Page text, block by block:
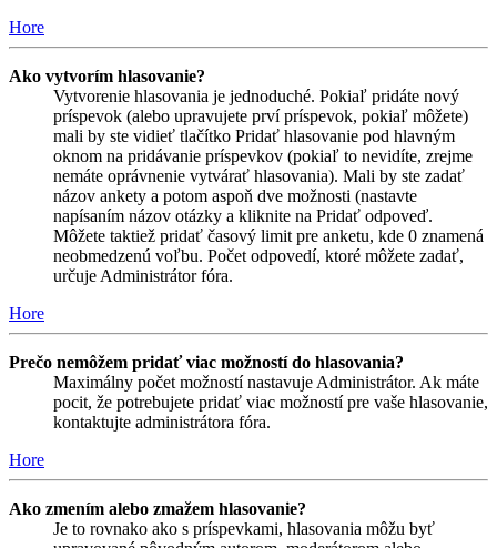
Hore
Ako vytvorím hlasovanie?
Vytvorenie hlasovania je jednoduché. Pokiaľ pridáte nový
príspevok (alebo upravujete prví príspevok, pokiaľ môžete)
mali by ste vidieť tlačítko Pridať hlasovanie pod hlavným
oknom na pridávanie príspevkov (pokiaľ to nevidíte, zrejme
nemáte oprávnenie vytvárať hlasovania). Mali by ste zadať
názov ankety a potom aspoň dve možnosti (nastavte
napísaním názov otázky a kliknite na Pridať odpoveď.
Môžete taktiež pridať časový limit pre anketu, kde 0 znamená
neobmedzenú voľbu. Počet odpovedí, ktoré môžete zadať,
určuje Administrátor fóra.
Hore
Prečo nemôžem pridať viac možností do hlasovania?
Maximálny počet možností nastavuje Administrátor. Ak máte
pocit, že potrebujete pridať viac možností pre vaše hlasovanie,
kontaktujte administrátora fóra.
Hore
Ako zmením alebo zmažem hlasovanie?
Je to rovnako ako s príspevkami, hlasovania môžu byť